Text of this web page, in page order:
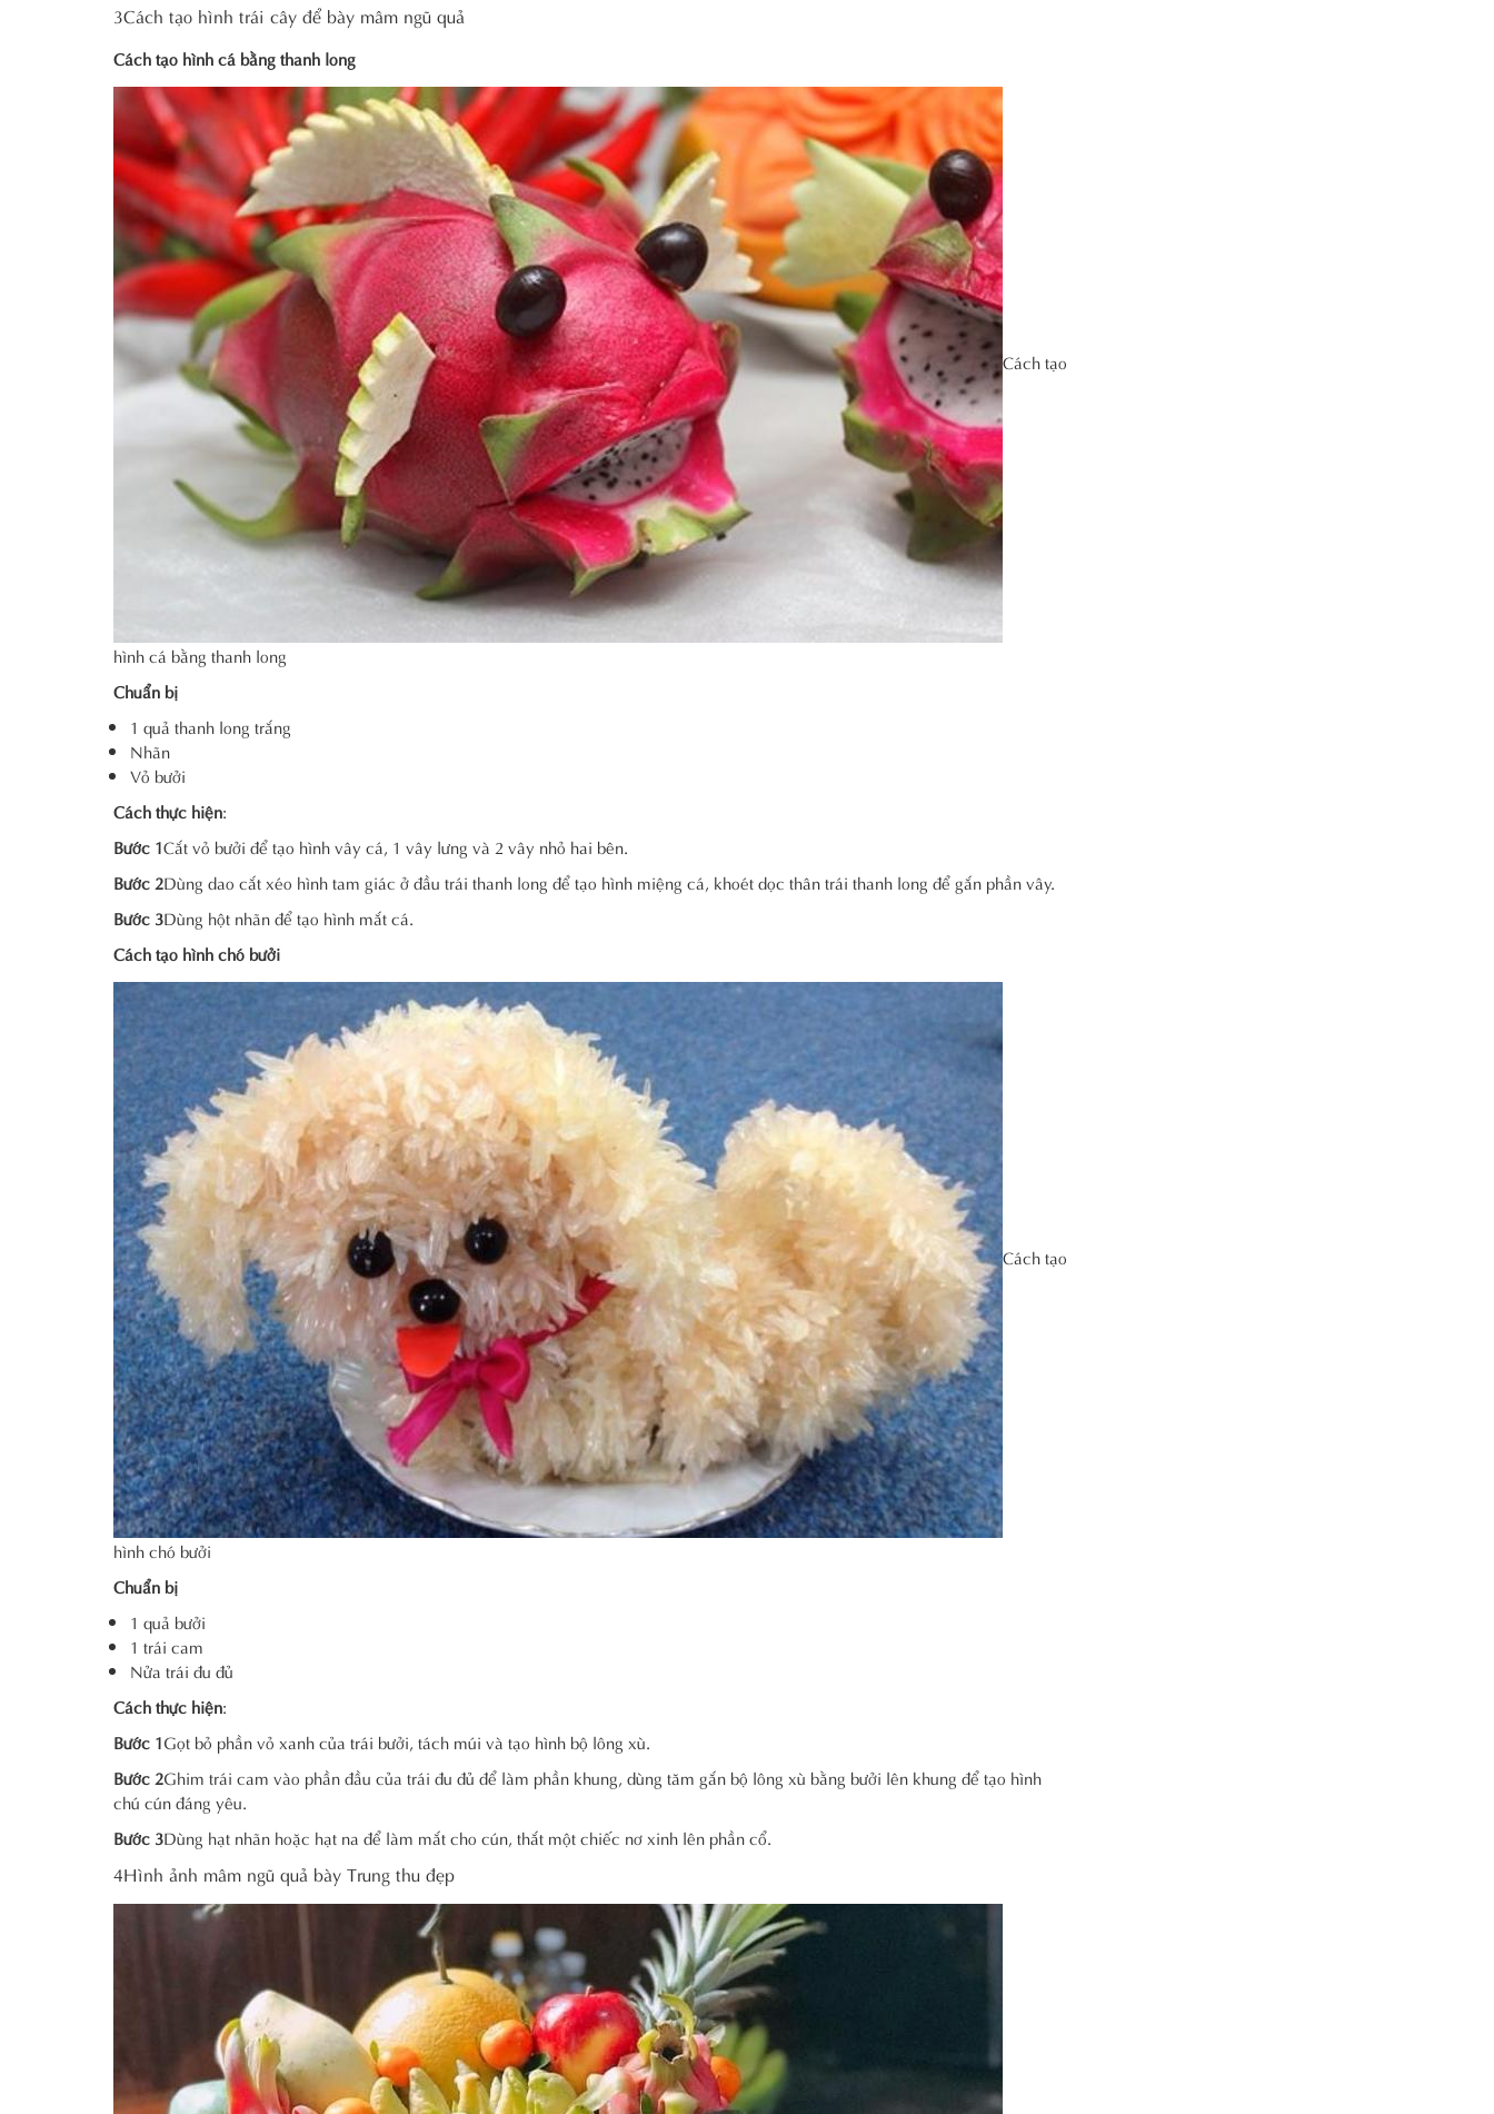
3Cách tạo hình trái cây để bày mâm ngũ quả
Cách tạo hình cá bằng thanh long
Cách tạo
hình cá bằng thanh long
Chuẩn bị
1 quả thanh long trắng
Nhãn
Vỏ bưởi
Cách thực hiện:
Bước 1Cắt vỏ bưởi để tạo hình vây cá, 1 vây lưng và 2 vây nhỏ hai bên.
Bước 2Dùng dao cắt xéo hình tam giác ở đầu trái thanh long để tạo hình miệng cá, khoét dọc thân trái thanh long để gắn phần vây.
Bước 3Dùng hột nhãn để tạo hình mắt cá.
Cách tạo hình chó bưởi
Cách tạo
hình chó bưởi
Chuẩn bị
1 quả bưởi
1 trái cam
Nửa trái đu đủ
Cách thực hiện:
Bước 1Gọt bỏ phần vỏ xanh của trái bưởi, tách múi và tạo hình bộ lông xù.
Bước 2Ghim trái cam vào phần đầu của trái đu đủ để làm phần khung, dùng tăm gắn bộ lông xù bằng bưởi lên khung để tạo hình
chú cún đáng yêu.
Bước 3Dùng hạt nhãn hoặc hạt na để làm mắt cho cún, thắt một chiếc nơ xinh lên phần cổ.
4Hình ảnh mâm ngũ quả bày Trung thu đẹp